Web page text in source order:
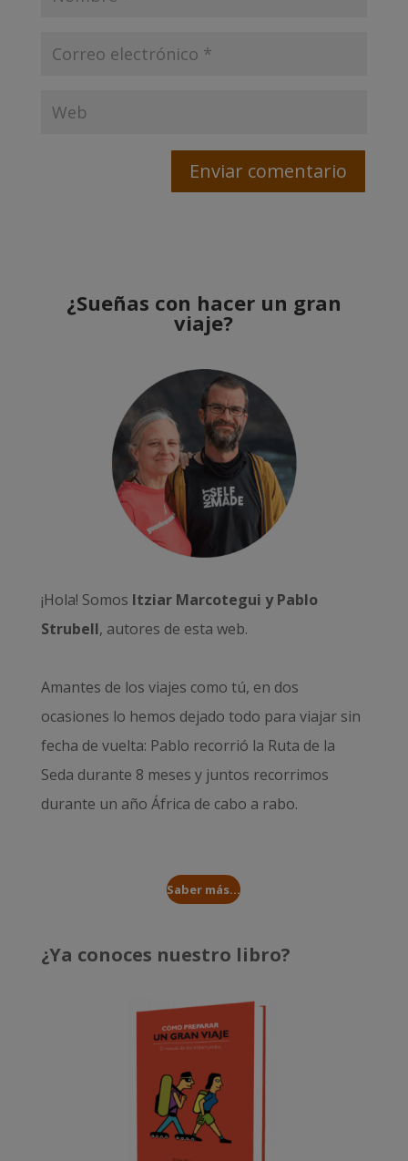
¿Sueñas con hacer un gran
viaje?
¡Hola! Somos Itziar Marcotegui y Pablo
Strubell, autores de esta web.
Amantes de los viajes como tú, en dos
ocasiones lo hemos dejado todo para viajar sin
fecha de vuelta: Pablo recorrió la Ruta de la
Seda durante 8 meses y juntos recorrimos
durante un año África de cabo a rabo.
Saber más...
¿Ya conoces nuestro libro?